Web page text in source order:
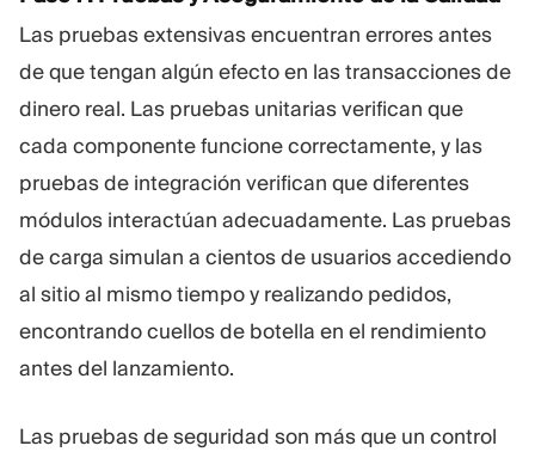
Las pruebas extensivas encuentran errores antes
de que tengan algún efecto en las transacciones de
dinero real. Las pruebas unitarias verifican que
cada componente funcione correctamente, y las
pruebas de integración verifican que diferentes
módulos interactúan adecuadamente. Las pruebas
de carga simulan a cientos de usuarios accediendo
al sitio al mismo tiempo y realizando pedidos,
encontrando cuellos de botella en el rendimiento
antes del lanzamiento.
Las pruebas de seguridad son más que un control